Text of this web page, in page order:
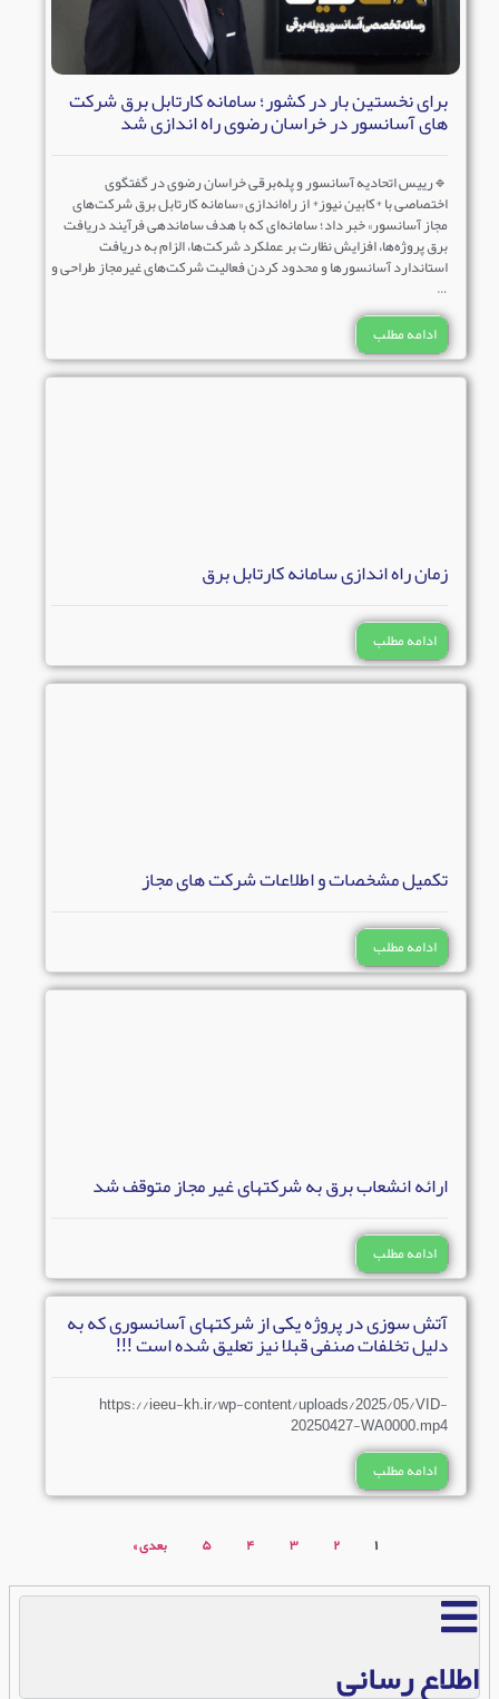
برای نخستین بار در کشور؛ سامانه کارتابل برق شرکت
های آسانسور در خراسان رضوی راه اندازی شد
🔹رییس اتحادیه آسانسور و پله‌برقی خراسان رضوی در گفتگوی
اختصاصی با *کابین نیوز* از راه‌اندازی «سامانه کارتابل برق شرکت‌های
مجاز آسانسور» خبر داد؛ سامانه‌ای که با هدف ساماندهی فرآیند دریافت
برق پروژه‌ها، افزایش نظارت بر عملکرد شرکت‌ها، الزام به دریافت
استاندارد آسانسورها و محدود کردن فعالیت شرکت‌های غیرمجاز طراحی و
…
ادامه مطلب
زمان راه اندازی سامانه کارتابل برق
ادامه مطلب
تکمیل مشخصات و اطلاعات شرکت های مجاز
ادامه مطلب
ارائه انشعاب برق به شرکتهای غیر مجاز متوقف شد
ادامه مطلب
آتش سوزی در پروژه یکی از شرکتهای آسانسوری که به
دلیل تخلفات صنفی قبلا نیز تعلیق شده است !!!
https://ieeu-kh.ir/wp-content/uploads/2025/05/VID-
20250427-WA0000.mp4
ادامه مطلب
۳ ۵ بعدی »
اطلاع رسانی